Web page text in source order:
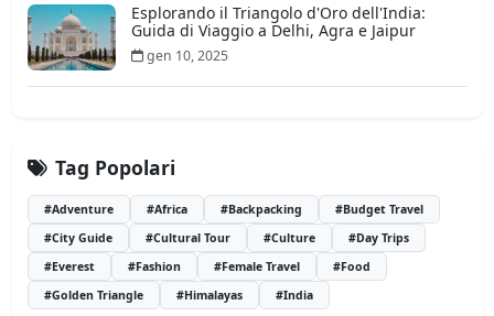
Esplorando il Triangolo d'Oro dell'India:
Guida di Viaggio a Delhi, Agra e Jaipur
gen 10, 2025
Tag Popolari
#Adventure #Africa #Backpacking
#Budget Travel
#City Guide
#Cultural Tour #Culture
#Day Trips
#Everest
#Fashion #Female Travel
#Food
#Golden Triangle
#Himalayas #India